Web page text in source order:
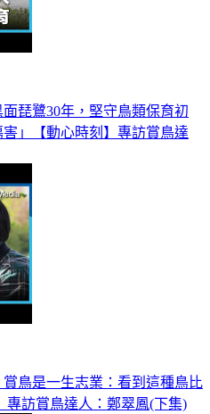
琵鷺30年，堅守鳥類保育初
」【動心時刻】專訪賞鳥達
鳥是一生志業：看到這種鳥比
專訪賞鳥達人：鄭翠鳳(下集)